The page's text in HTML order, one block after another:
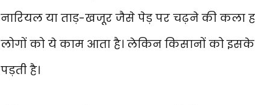
नारियल या ताड़-खजूर जैसे पेड़ पर चढ़ने की कला
लोगों को ये काम आता है। लेकिन किसानों को
पड़ती है।